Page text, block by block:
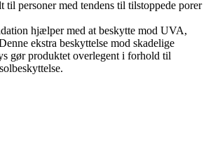
til personer med tendens til tilstoppede porer
hjælper med at beskytte mod UVA,
ekstra beskyttelse mod skadelige
gør produktet overlegent i forhold til